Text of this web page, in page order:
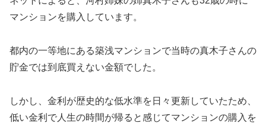
マンションを購入しています。
都内の一等地にある築浅マンションで当時の真木子さんの
貯金では到底買えない金額でした。
しかし、金利が歴史的な低水準を日々更新していたため、
低い金利で人生の時間が帰ると感じてマンションの購入を